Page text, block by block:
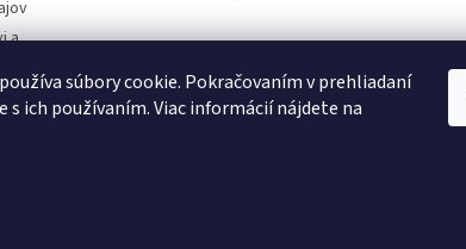
súbory cookie. Pokračovaním v prehliadaní
ich používaním. Viac informácií nájdete na
a